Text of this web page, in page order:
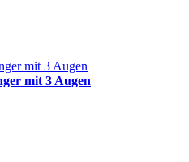
mit 3 Augen